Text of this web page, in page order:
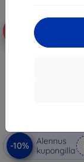
-10%
Alennus
kupongilla